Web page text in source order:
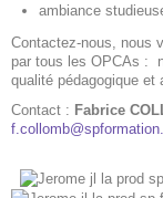
ambiance
Contactez-nous, nous
par tous les OPCAs :
qualité pédagogique et
Contact : Fabrice